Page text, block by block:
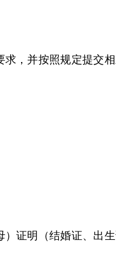
，并按照规定提交
证明（结婚证、出